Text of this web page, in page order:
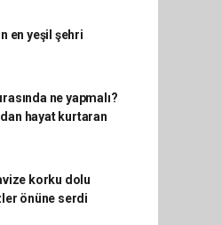
en yeşil şehri
ne yapmalı?
hayat kurtaran
korku dolu
önüne serdi